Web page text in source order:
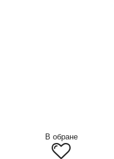
В обране